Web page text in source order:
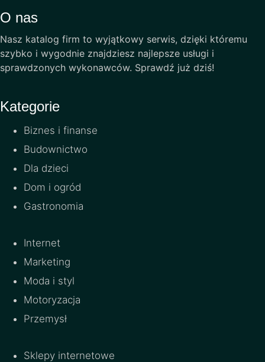
O nas
Nasz katalog firm to wyjątkowy serwis, dzięki któremu
szybko i wygodnie znajdziesz najlepsze usługi i
sprawdzonych wykonawców. Sprawdź już dziś!
Kategorie
Biznes i finanse
Budownictwo
Dla dzieci
Dom i ogród
Gastronomia
Internet
Marketing
Moda i styl
Motoryzacja
Przemysł
Sklepy internetowe